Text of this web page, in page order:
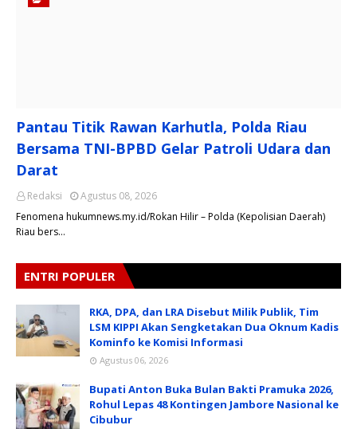
Pantau Titik Rawan Karhutla, Polda Riau
Bersama TNI-BPBD Gelar Patroli Udara dan
Darat
Redaksi
Agustus 08, 2026
Fenomena hukumnews.my.id/Rokan Hilir – Polda (Kepolisian Daerah)
Riau bers…
ENTRI POPULER
RKA, DPA, dan LRA Disebut Milik Publik, Tim
LSM KIPPI Akan Sengketakan Dua Oknum Kadis
Kominfo ke Komisi Informasi
Agustus 06, 2026
Bupati Anton Buka Bulan Bakti Pramuka 2026,
Rohul Lepas 48 Kontingen Jambore Nasional ke
Cibubur